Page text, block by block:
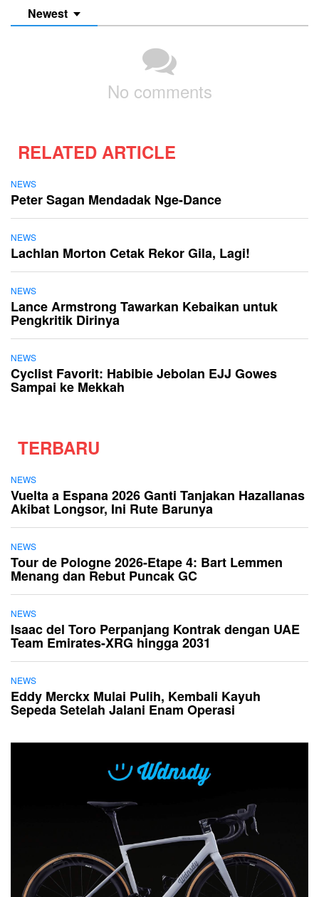
Newest
No comments
RELATED ARTICLE
NEWS
Peter Sagan Mendadak Nge-Dance
NEWS
Lachlan Morton Cetak Rekor Gila, Lagi!
NEWS
Lance Armstrong Tawarkan Kebaikan untuk
Pengkritik Dirinya
NEWS
Cyclist Favorit: Habibie Jebolan EJJ Gowes
Sampai ke Mekkah
TERBARU
NEWS
Vuelta a Espana 2026 Ganti Tanjakan Hazallanas
Akibat Longsor, Ini Rute Barunya
NEWS
Tour de Pologne 2026-Etape 4: Bart Lemmen
Menang dan Rebut Puncak GC
NEWS
Isaac del Toro Perpanjang Kontrak dengan UAE
Team Emirates-XRG hingga 2031
NEWS
Eddy Merckx Mulai Pulih, Kembali Kayuh
Sepeda Setelah Jalani Enam Operasi